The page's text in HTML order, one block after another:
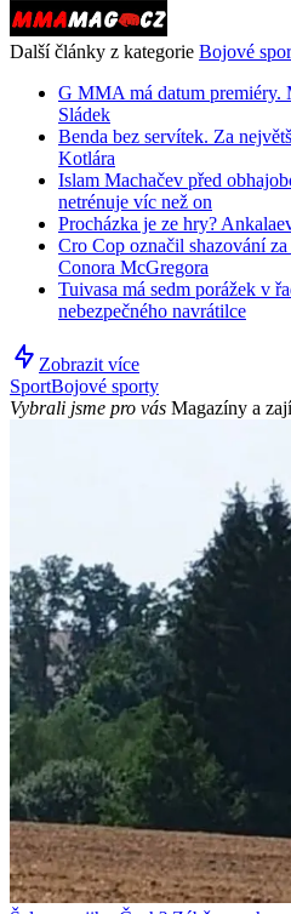
Další články z kategorie Bojové
G MMA má datum premiéry.
Sládek
Benda bez servítek. Za
Kotlára
Islam Machačev před
netrénuje víc než on
Procházka je ze hry?
Cro Cop označil shazování
Conora McGregora
Tuivasa má sedm porážek v
nebezpečného navrátilce
Zobrazit více
SportBojové sporty
Vybrali jsme pro vás Magazíny a